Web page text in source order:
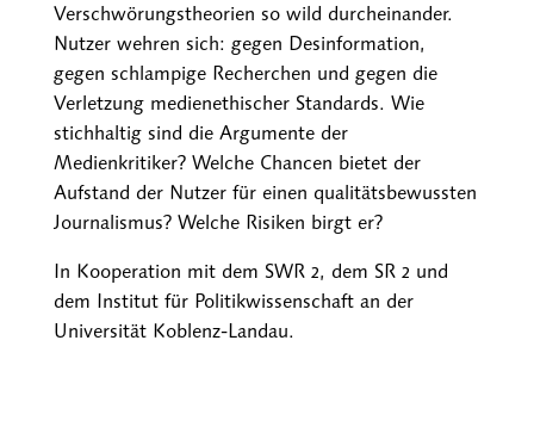
Verschwörungs­theorien so wild durcheinander.
Nutzer wehren sich: gegen Desinformation,
gegen schlampige Recherchen und gegen die
Verletzung medienethischer Standards. Wie
stichhaltig sind die Argumente der
Medienkritiker? Welche Chancen bietet der
Aufstand der Nutzer für einen qualitätsbewussten
Journalismus? Welche Risiken birgt er?
In Kooperation mit dem SWR 2, dem SR 2 und
dem Institut für Politikwissenschaft an der
Universität Koblenz-Landau.